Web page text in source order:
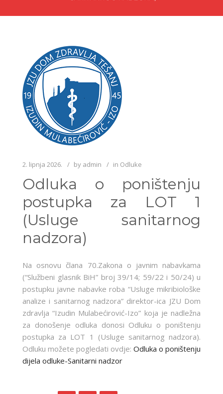
2. lipnja 2026. by admin in Odluke
Odluka o poništenju
postupka za LOT 1
(Usluge sanitarnog
nadzora)
Na osnovu člana 70.Zakona o javnim nabavkama
(“Službeni glasnik BiH” broj 39/14; 59/22 i 50/24) u
postupku javne nabavke roba “Usluge mikribiološke
analize i sanitarnog nadzora” direktor-ica JZU Dom
zdravlja “Izudin Mulabećirović-Izo” koja je nadležna
za donošenje odluka donosi Odluku o poništenju
postupka za LOT 1 (Usluge sanitarnog nadzora).
Odluku možete pogledati ovdje: Odluka o poništenju
dijela odluke-Sanitarni nadzor